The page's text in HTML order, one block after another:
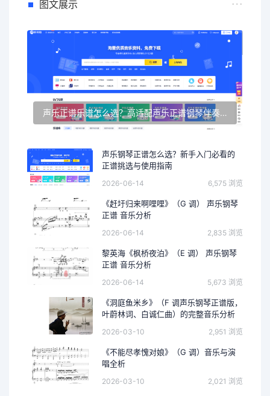
图文展示
声乐正谱乐谱怎么选？高适配声乐正谱钢琴伴奏资源推荐
声乐钢琴正谱怎么选？新手入门必看的
正谱挑选与使用指南
2026-06-14 6,575 浏览
《赶圩归来啊哩哩》（G 调） 声乐钢琴
正谱 音乐分析
2026-06-14 2,835 浏览
黎英海《枫桥夜泊》（E 调） 声乐钢琴
正谱 音乐分析
2026-06-14 5,673 浏览
《洞庭鱼米乡》（F 调声乐钢琴正谱版，
叶蔚林词、白诚仁曲）的完整音乐分析
2026-03-10 2,951 浏览
《不能尽孝愧对娘》（G 调）音乐与演
唱全析
2026-03-10 2,021 浏览